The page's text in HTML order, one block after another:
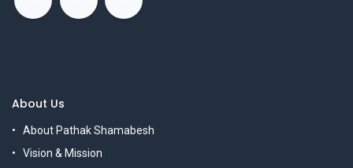
About Us
About Pathak Shamabesh
Vision & Mission